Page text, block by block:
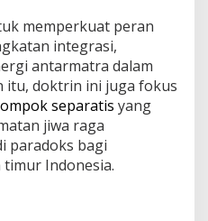
memperkuat peran
integrasi,
antarmatra dalam
itu, doktrin ini juga fokus
separatis yang
jiwa raga
paradoks bagi
Indonesia.